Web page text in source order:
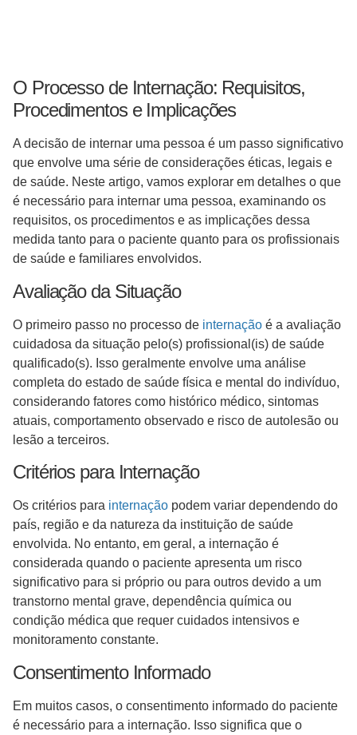
O Processo de Internação: Requisitos,
Procedimentos e Implicações
A decisão de internar uma pessoa é um passo significativo
que envolve uma série de considerações éticas, legais e
de saúde. Neste artigo, vamos explorar em detalhes o que
é necessário para internar uma pessoa, examinando os
requisitos, os procedimentos e as implicações dessa
medida tanto para o paciente quanto para os profissionais
de saúde e familiares envolvidos.
Avaliação da Situação
O primeiro passo no processo de internação é a avaliação
cuidadosa da situação pelo(s) profissional(is) de saúde
qualificado(s). Isso geralmente envolve uma análise
completa do estado de saúde física e mental do indivíduo,
considerando fatores como histórico médico, sintomas
atuais, comportamento observado e risco de autolesão ou
lesão a terceiros.
Critérios para Internação
Os critérios para internação podem variar dependendo do
país, região e da natureza da instituição de saúde
envolvida. No entanto, em geral, a internação é
considerada quando o paciente apresenta um risco
significativo para si próprio ou para outros devido a um
transtorno mental grave, dependência química ou
condição médica que requer cuidados intensivos e
monitoramento constante.
Consentimento Informado
Em muitos casos, o consentimento informado do paciente
é necessário para a internação. Isso significa que o